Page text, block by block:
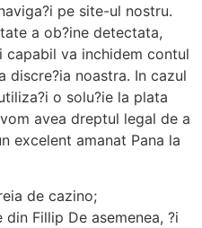
pe site-ul nostru.
a ob?ine detectata,
va inchidem contul
discre?ia noastra. In cazul
o solu?ie la plata
avea dreptul legal de a
excelent amanat Pana la
de cazino;
Fillip De asemenea, ?i